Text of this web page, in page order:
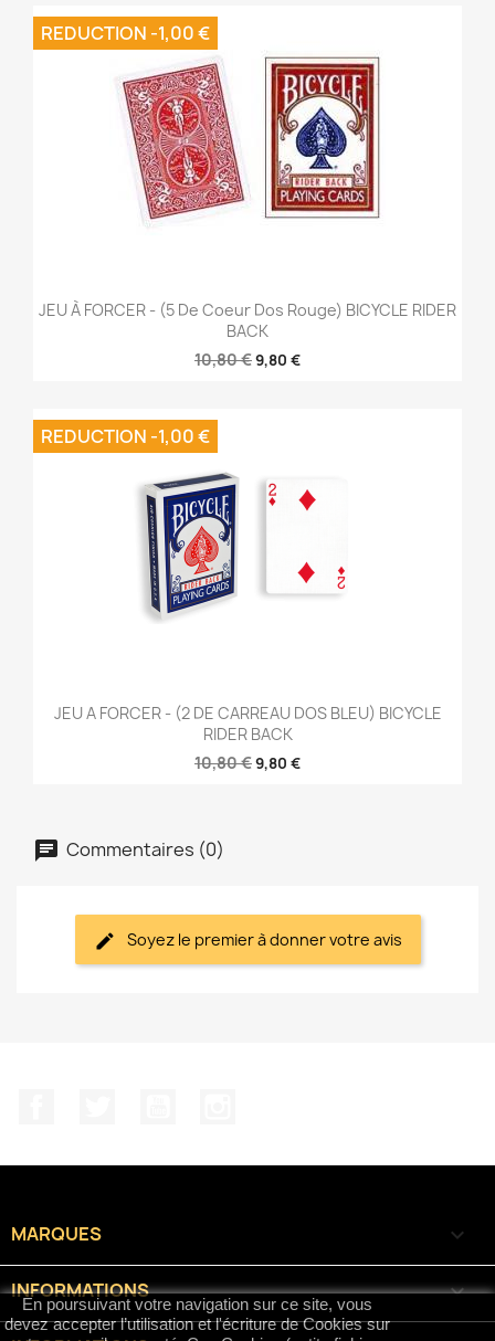
JEU À FORCER - (5 De Coeur Dos Rouge) BICYCLE RIDER
BACK
10,80 €9,80 €
REDUCTION -1,00 €
JEU A FORCER - (2 DE CARREAU DOS BLEU) BICYCLE
RIDER BACK
10,80 €9,80 €
REDUCTION -1,00 €
Commentaires (0)
Soyez le premier à donner votre avis
MARQUES 
INFORMATIONS 
En poursuivant votre navigation sur ce site, vous
devez accepter l’utilisation et l'écriture de Cookies sur